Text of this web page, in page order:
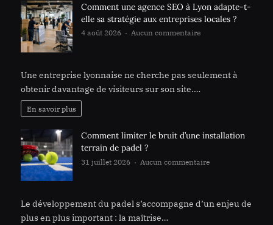
Comment une agence SEO à Lyon adapte-t-
elle sa stratégie aux entreprises locales ?
4 août 2026 Aucun commentairesur Comment
Une entreprise lyonnaise ne cherche pas seulement à
obtenir davantage de visiteurs sur son site.…
En savoir plus
Comment limiter le bruit d’une installation
terrain de padel ?
31 juillet 2026 Aucun commentairesur
Le développement du padel s’accompagne d’un enjeu de
plus en plus important : la maîtrise…